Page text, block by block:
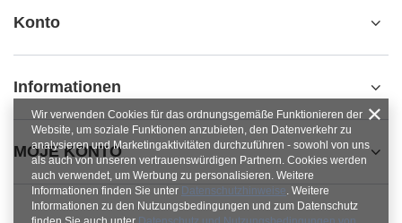
Konto
Informationen
MOJE KONTO
Wir verwenden Cookies für das ordnungsgemäße Funktionieren der
Website, um soziale Funktionen anzubieten, den Datenverkehr zu
analysieren und Marketingaktivitäten durchzuführen - sowohl von uns
als auch von unseren vertrauenswürdigen Partnern. Cookies werden
auch verwendet, um Werbung zu personalisieren. Weitere
Informationen finden Sie unter Datenschutzhinweise. Weitere
Informationen zu den Nutzungsbedingungen und zum Datenschutz